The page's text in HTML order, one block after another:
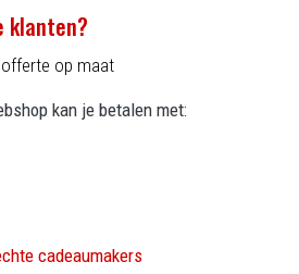
klanten?
op maat
kan je betalen met:
cadeaumakers